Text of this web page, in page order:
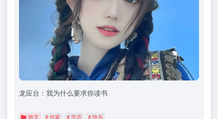
龙应台：我为什么要求你读书
散文 # 作家 # 学历 # 快乐